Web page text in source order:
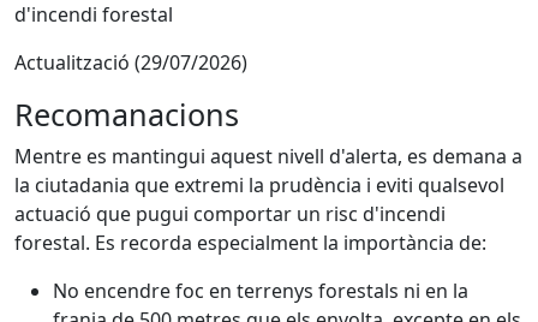
d'incendi forestal
Actualització (29/07/2026)
Recomanacions
Mentre es mantingui aquest nivell d'alerta, es demana a
la ciutadania que extremi la prudència i eviti qualsevol
actuació que pugui comportar un risc d'incendi
forestal. Es recorda especialment la importància de:
No encendre foc en terrenys forestals ni en la